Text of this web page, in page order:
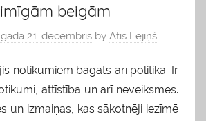
beigām
gada 21. decembris by Atis Lejiņš
notikumiem bagāts arī politikā. Ir
attīstība un arī neveiksmes.
un izmaiņas, kas sākotnēji iezīmē